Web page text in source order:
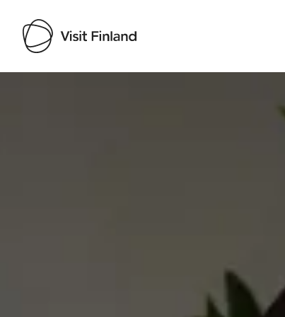
Visit Finland